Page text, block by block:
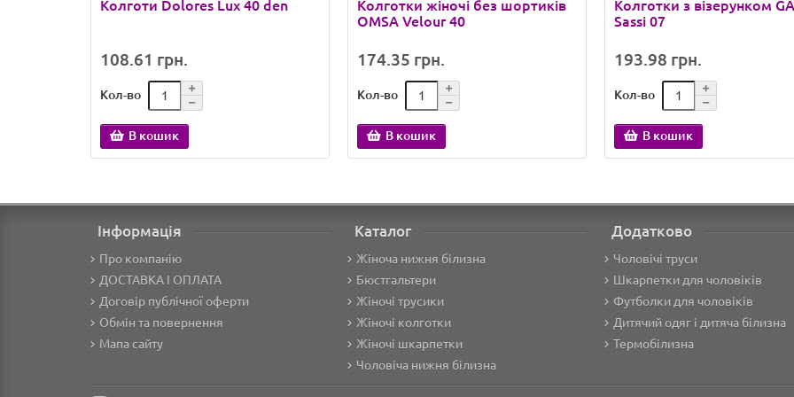
Колготи Dolores Lux 40 den
108.61 грн.
Кол-во
В кошик
Колготки жіночі без шортиків
OMSA Velour 40
174.35 грн.
Кол-во
В кошик
Колготки з візерунком
Sassi 07
193.98 грн.
Кол-во
В кошик
Інформація
Про компанію
ДОСТАВКА І ОПЛАТА
Договір публічної оферти
Обмін та повернення
Мапа сайту
Каталог
Жіноча нижня білизна
Бюстгальтери
Жіночі трусики
Жіночі колготки
Жіночі шкарпетки
Чоловіча нижня білизна
Додатково
Чоловічі труси
Шкарпетки для чоловіків
Футболки для чоловіків
Дитячий одяг і дитяча білизна
Термобілизна